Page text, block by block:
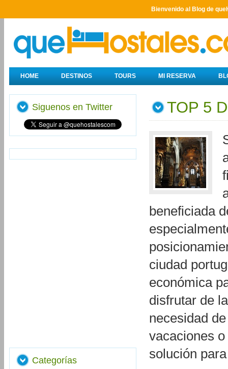
Bienvenido al Blog de
HOME DESTINOS TOURS MI RESERVA
TOP 5
beneficiada
ciudad
económica
disfrutar de
necesidad
vacaciones
solución
Siguenos en Twitter
Categorías